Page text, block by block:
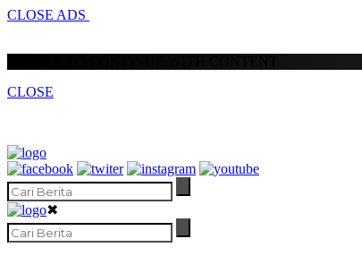
CLOSE ADS
CLOSE
✖